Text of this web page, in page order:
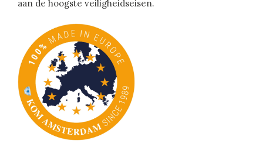
aan de hoogste veiligheidseisen.